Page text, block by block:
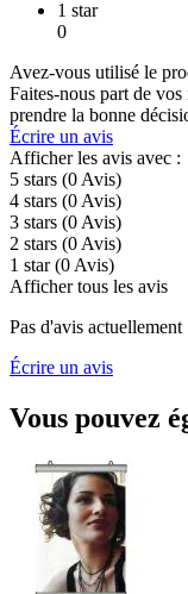
1 star
0
Avez-vous utilisé le
Faites-nous part de
prendre la bonne
Écrire un avis
Afficher les avis avec :
5 stars (0Avis)
4 stars (0Avis)
3 stars (0Avis)
2 stars (0Avis)
1 star (0Avis)
Afficher tous les avis
Pas d'avis actuellement
Écrire un avis
Vous pouvez